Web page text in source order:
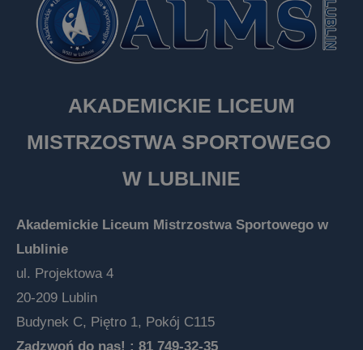
AKADEMICKIE LICEUM
MISTRZOSTWA SPORTOWEGO
W LUBLINIE
Akademickie Liceum Mistrzostwa Sportowego w
Lublinie
ul. Projektowa 4
20-209 Lublin
Budynek C, Piętro 1, Pokój C115
Zadzwoń do nas! : 81 749-32-35